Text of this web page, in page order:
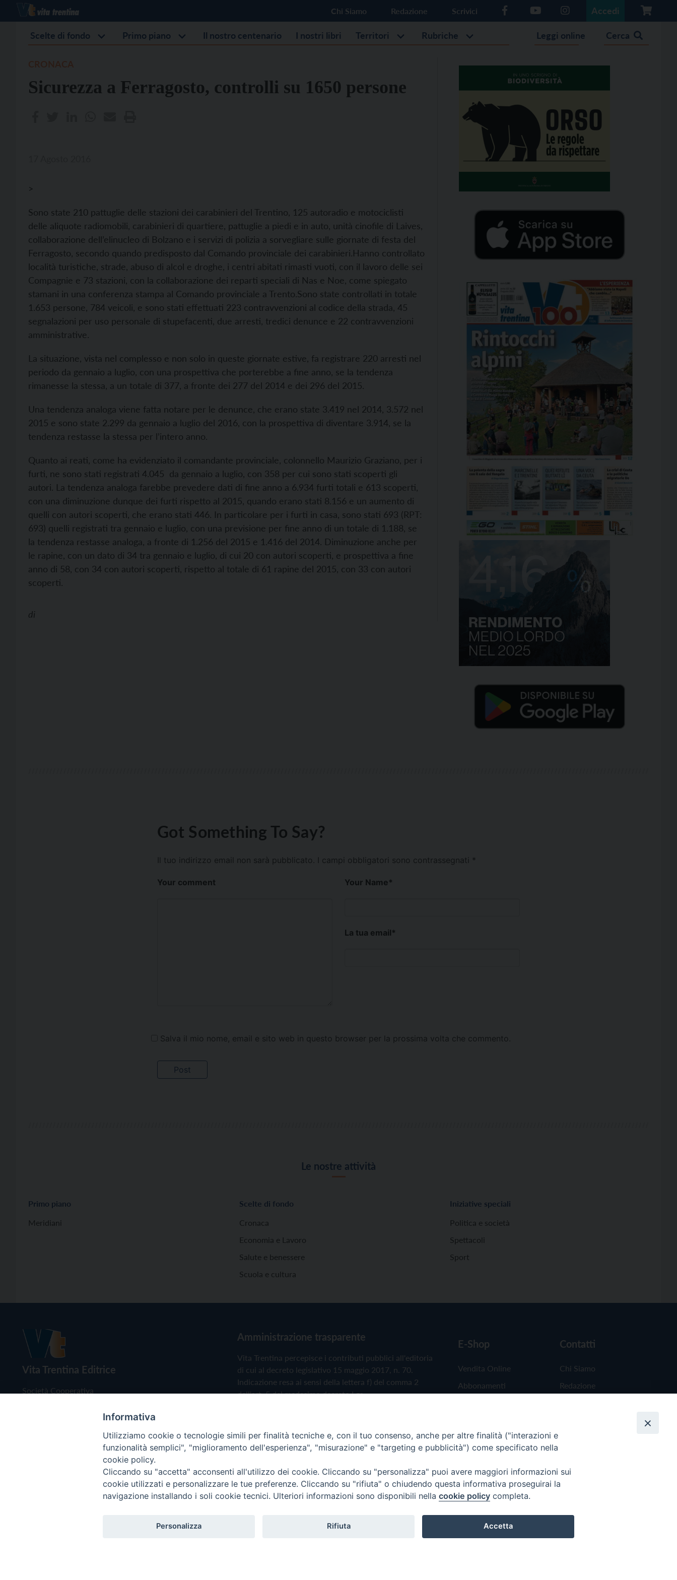
Chi Siamo Redazione Scrivici Accedi
Scelte di fondo Primo piano Il nostro centenario I nostri libri Territori Rubriche Leggi online Cerca
Sicurezza a Ferragosto, controlli su 1650 persone
>
Sono state 210 pattuglie delle stazioni dei carabinieri del Trentino, 125 autoradio e motociclisti
delle aliquote radiomobili, carabinieri di quartiere, pattuglie a piedi e in auto, unità cinofile di Laives,
collaborazione dell’elinucleo di Bolzano e i servizi di polizia a sorvegliare sulle giornate di festa del
Ferragosto, secondo quando predisposto dal Comando provinciale dei carabinieri.Hanno controllato
località turistiche, strade, abuso di alcol e droghe, i centri abitati rimasti vuoti, con il lavoro delle sei
Compagnie e 73 stazioni, con la collaborazione dei reparti speciali di Nas e Noe, come spiegato
stamani in una conferenza stampa al Comando provinciale a Trento.Sono state controllati in totale
1.653 persone, 784 veicoli, e sono stati effettuati 223 contravvenzioni al codice della strada, 45
segnalazioni per uso personale di stupefacenti, due arresti, tredici denunce e 22 contravvenzioni
amministrative.
La situazione, vista nel complesso e non solo in queste giornate estive, fa registrare 220 arresti nel
periodo da gennaio a luglio, con una prospettiva che porterebbe a fine anno, se la tendenza
rimanesse la stessa, a un totale di 377, a fronte dei 277 del 2014 e dei 296 del 2015.
Una tendenza analoga viene fatta notare per le denunce, che erano state 3.419 nel 2014, 3.572 nel
2015 e sono state 2.299 da gennaio a luglio del 2016, con la prospettiva di diventare 3.914, se la
tendenza restasse la stessa per l’intero anno.
Quanto ai reati, come ha evidenziato il comandante provinciale, colonnello Maurizio Graziano, per i
furti, ne sono stati registrati 4.045 da gennaio a luglio, con 358 per cui sono stati scoperti gli
autori. La tendenza analoga farebbe prevedere dati di fine anno a 6.934 furti totali e 613 scoperti,
con una diminuzione dunque dei furti rispetto al 2015, quando erano stati 8.156 e un aumento di
quelli con autori scoperti, che erano stati 446. In particolare per i furti in casa, sono stati 693 (RPT:
693) quelli registrati tra gennaio e luglio, con una previsione per fine anno di un totale di 1.188, se
la tendenza restasse analoga, a fronte di 1.256 del 2015 e 1.416 del 2014. Diminuzione anche per
le rapine, con un dato di 34 tra gennaio e luglio, di cui 20 con autori scoperti, e prospettiva a fine
anno di 58, con 34 con autori scoperti, rispetto al totale di 61 rapine del 2015, con 33 con autori
scoperti.
di
Got Something To Say?
Il tuo indirizzo email non sarà pubblicato. I campi obbligatori sono contrassegnati *
Your comment Your Name*
La tua email*
Salva il mio nome, email e sito web in questo browser per la prossima volta che commento.
Le nostre attività
Primo piano
Meridiani
Scelte di fondo
Cronaca
Economia e Lavoro
Salute e benessere
Scuola e cultura
Iniziative speciali
Politica e società
Spettacoli
Sport
Vita Trentina Editrice
Società Cooperativa
P.IVA e C.F. 00199960220
Amministrazione trasparente
Vita Trentina percepisce i contributi pubblici all'editoria
di cui al decreto legislativo 15 maggio 2017, n. 70.
Indicazione resa ai sensi della lettera f) del comma 2
dell'art. 5 del medesimo decreto Lgs.
Settimanali Cattolici), ha aderito allo IAP (Istituto
dell'Autodisciplina Pubblicitaria) accettando il Codice di
Autodisciplina della Comunicazione Commerciale
Privacy Policy Cookie Policy
E-Shop
Vendita Online
Abbonamenti
Contatti
Chi Siamo
Redazione
Copyright © 2019 - Tutti i diritti riservati - Vita Trentina Editrice
Informativa
Utilizziamo cookie o tecnologie simili per finalità tecniche e, con il tuo consenso, anche per altre finalità ("interazioni e
funzionalità semplici", "miglioramento dell'esperienza", "misurazione" e "targeting e pubblicità") come specificato nella
cookie policy.
Cliccando su "accetta" acconsenti all'utilizzo dei cookie. Cliccando su "personalizza" puoi avere maggiori informazioni sui
cookie utilizzati e personalizzare le tue preferenze. Cliccando su "rifiuta" o chiudendo questa informativa proseguirai la
navigazione installando i soli cookie tecnici. Ulteriori informazioni sono disponibili nella cookie policy completa.
Personalizza Rifiuta Accetta